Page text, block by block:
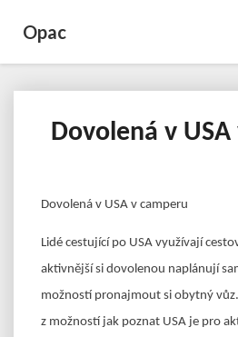
Opac
Dovolená v
Dovolená v USA v camperu
Lidé cestující po USA využívají
aktivnější si dovolenou naplánují
možností pronajmout si obytný
z možností jak poznat USA je pro